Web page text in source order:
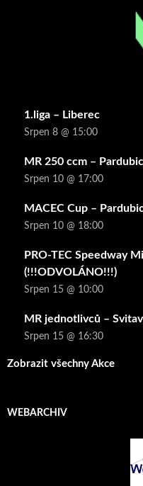
1.liga – Liberec
Srpen 8 @ 15:00
MR 250 ccm –
Srpen 10 @ 17:00
MACEC Cup –
Srpen 10 @ 18:00
PRO-TEC Speedway
(!!!ODVOLÁNO!!!)
Srpen 15 @ 10:00
MR jednotlivců –
Srpen 15 @ 16:30
Zobrazit všechny Akce
WEBARCHIV